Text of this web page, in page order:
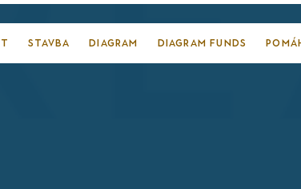
STAVBA DIAGRAM DIAGRAM FUNDS